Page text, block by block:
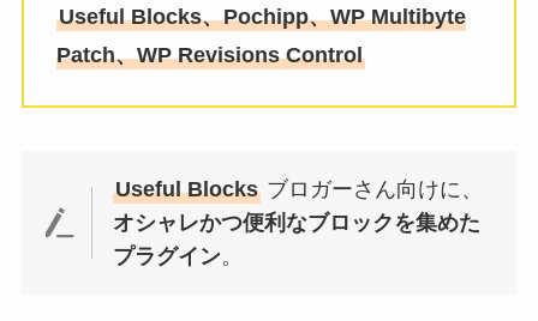
Useful Blocks、Pochipp、WP Multibyte
Patch、WP Revisions Control
Useful Blocks ブロガーさん向けに、
オシャレかつ便利なブロックを集めた
プラグイン。